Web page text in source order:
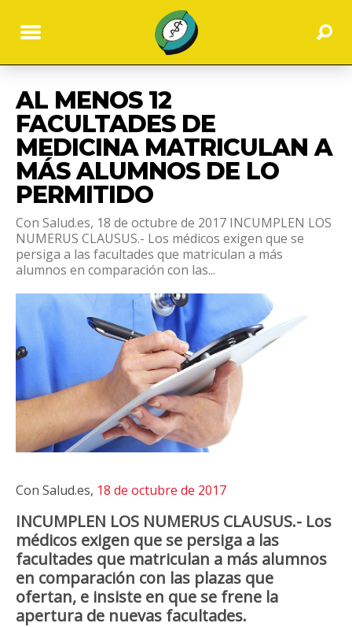
AL MENOS 12
FACULTADES DE
MEDICINA MATRICULAN A
MÁS ALUMNOS DE LO
PERMITIDO
Con Salud.es, 18 de octubre de 2017 INCUMPLEN LOS
NUMERUS CLAUSUS.- Los médicos exigen que se
persiga a las facultades que matriculan a más
alumnos en comparación con las...
Con Salud.es, 18 de octubre de 2017
INCUMPLEN LOS NUMERUS CLAUSUS.- Los
médicos exigen que se persiga a las
facultades que matriculan a más alumnos
en comparación con las plazas que
ofertan, e insiste en que se frene la
apertura de nuevas facultades.